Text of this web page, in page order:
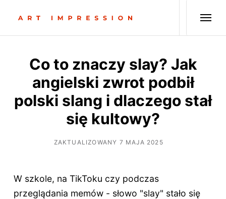
Co to znaczy slay? Jak
angielski zwrot podbił
polski slang i dlaczego stał
się kultowy?
ZAKTUALIZOWANY 7 MAJA 2025
W szkole, na TikToku czy podczas
przeglądania memów - słowo "slay" stało się